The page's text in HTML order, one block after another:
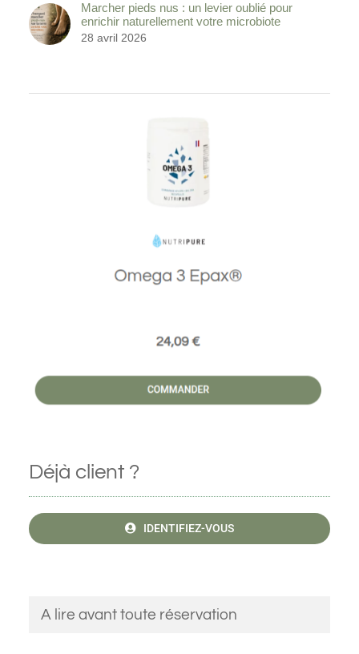
Marcher pieds nus : un levier oublié pour
enrichir naturellement votre microbiote
28 avril 2026
Déjà client ?
IDENTIFIEZ-VOUS
A lire avant toute réservation